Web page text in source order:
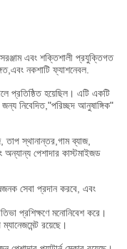
এবং শক্তিশালী প্রযুক্তিগত
নকশাটি ফ্যাশনেবল.
প্রতিষ্ঠিত হয়েছিল। এটি একটি
নিবেদিত,"পরিচ্ছদ আনুষাঙ্গিক"
তাপ স্থানান্তর,গাম ব্যাজ,
পেশাদার কাস্টমাইজড
সেবা প্রদান করবে, এবং
প্রশিক্ষণে মনোনিবেশ করে।
রয়েছে।